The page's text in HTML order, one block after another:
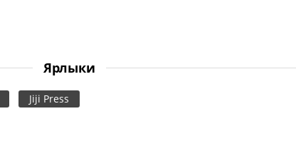
Ярлыки
Jiji Press